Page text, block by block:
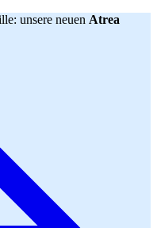
unsere neuen Atrea